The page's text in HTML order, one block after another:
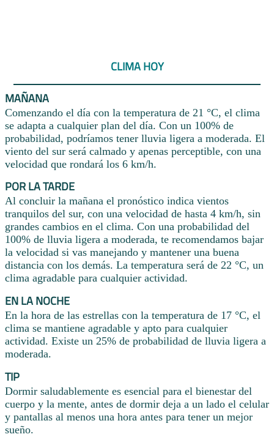
CLIMA HOY
MAÑANA
Comenzando el día con la temperatura de 21 °C, el clima
se adapta a cualquier plan del día. Con un 100% de
probabilidad, podríamos tener lluvia ligera a moderada. El
viento del sur será calmado y apenas perceptible, con una
velocidad que rondará los 6 km/h.
POR LA TARDE
Al concluir la mañana el pronóstico indica vientos
tranquilos del sur, con una velocidad de hasta 4 km/h, sin
grandes cambios en el clima. Con una probabilidad del
100% de lluvia ligera a moderada, te recomendamos bajar
la velocidad si vas manejando y mantener una buena
distancia con los demás. La temperatura será de 22 °C, un
clima agradable para cualquier actividad.
EN LA NOCHE
En la hora de las estrellas con la temperatura de 17 °C, el
clima se mantiene agradable y apto para cualquier
actividad. Existe un 25% de probabilidad de lluvia ligera a
moderada.
TIP
Dormir saludablemente es esencial para el bienestar del
cuerpo y la mente, antes de dormir deja a un lado el celular
y pantallas al menos una hora antes para tener un mejor
sueño.